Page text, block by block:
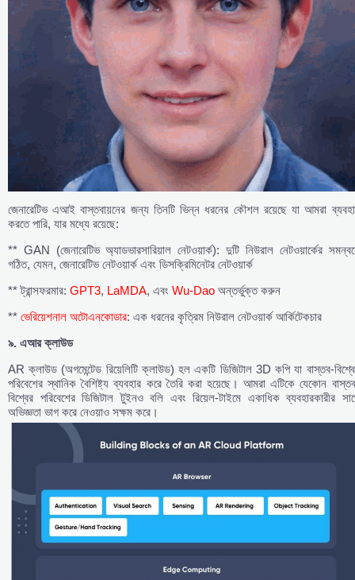
জেনারেটিভ এআই বাস্তবায়নের জন্য তিনটি ভিন্ন ধরনের কৌশল রয়েছে যা আমরা
করতে পারি, যার মধ্যে রয়েছে:
** GAN (জেনারেটিভ অ্যাডভারসারিয়াল নেটওয়ার্ক): দুটি নিউরাল নেটওয়ার্কের
গঠিত, যেমন, জেনারেটিভ নেটওয়ার্ক এবং ডিসক্রিমিনেটর নেটওয়ার্ক
** ট্রান্সফরমার: GPT3, LaMDA, এবং Wu-Dao অন্তর্ভুক্ত করুন
** ভেরিয়েশনাল অটোএনকোডার: এক ধরনের কৃত্রিম নিউরাল নেটওয়ার্ক আর্কিটেকচার
৯. এআরক্লাউড
AR ক্লাউড (অগমেন্টেড রিয়েলিটি ক্লাউড) হল একটি ডিজিটাল 3D কপি যা বাস্তব-
পরিবেশের স্থানিক বৈশিষ্ট্য ব্যবহার করে তৈরি করা হয়েছে। আমরা এটিকে যেকোন
বিশ্বের পরিবেশের ডিজিটাল টুইনও বলি এবং রিয়েল-টাইমে একাধিক ব্যবহারকারীর
অভিজ্ঞতা ভাগ করে নেওয়াও সক্ষম করে।